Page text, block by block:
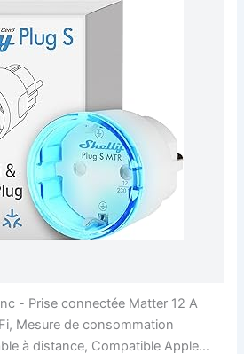
- Prise connectée Matter 12 A
Mesure de consommation
à distance, Compatible Apple